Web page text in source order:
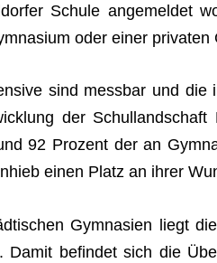
Schule ange­mel­det
oder einer pri­va­ten
sind mess­bar und
der
92 Pro­zent der an
einen Platz an ihrer
Gym­na­sien liegt
Damit befin­det sich die